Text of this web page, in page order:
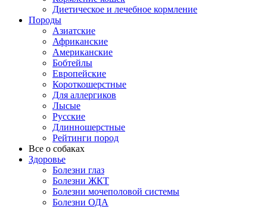
Диетическое и лечебное кормление
Породы
Азиатские
Африканские
Американские
Бобтейлы
Европейские
Короткошерстные
Для аллергиков
Лысые
Русские
Длинношерстные
Рейтинги пород
Все о собаках
Здоровье
Болезни глаз
Болезни ЖКТ
Болезни мочеполовой системы
Болезни ОДА